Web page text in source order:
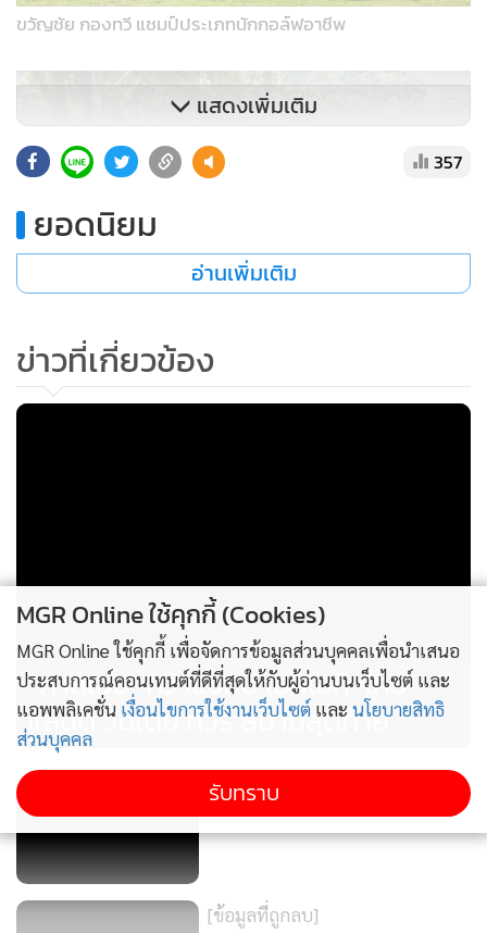
ขวัญชัย กองทวี แชมป์ประเภทนักกอล์ฟอาชีพ
ภากร เลี่ยวไพรัตน์ ผู้ช่วยรองผู้จัดการใหญ่ สายขาย บริษัท ทีพี
ไอ โพลีน จำกัด (มหาชน) เป็นประธานเปิดงาน และร่วมมอบ
รางวัลแก่นักกอล์ฟ
357
ยอดนิยม
อ่านเพิ่มเติม
191
“ภาสเมธ” คว้าแชมป์ เอสเอที-ไทย
แลนด์ วันเดย์ ทัวร์ สนามสุดท้าย
[ข้อมูลที่ถูกลบ]
MGR Online ใช้คุกกี้ (Cookies)
MGR Online ใช้คุกกี้ เพื่อจัดการข้อมูลส่วนบุคคลเพื่อนำเสนอ
ประสบการณ์คอนเทนต์ที่ดีที่สุดให้กับผู้อ่านบนเว็บไซต์ และ
แอพพลิเคชั่น เงื่อนไขการใช้งานเว็บไซต์ และ นโยบายสิทธิ
ส่วนบุคคล
รับทราบ